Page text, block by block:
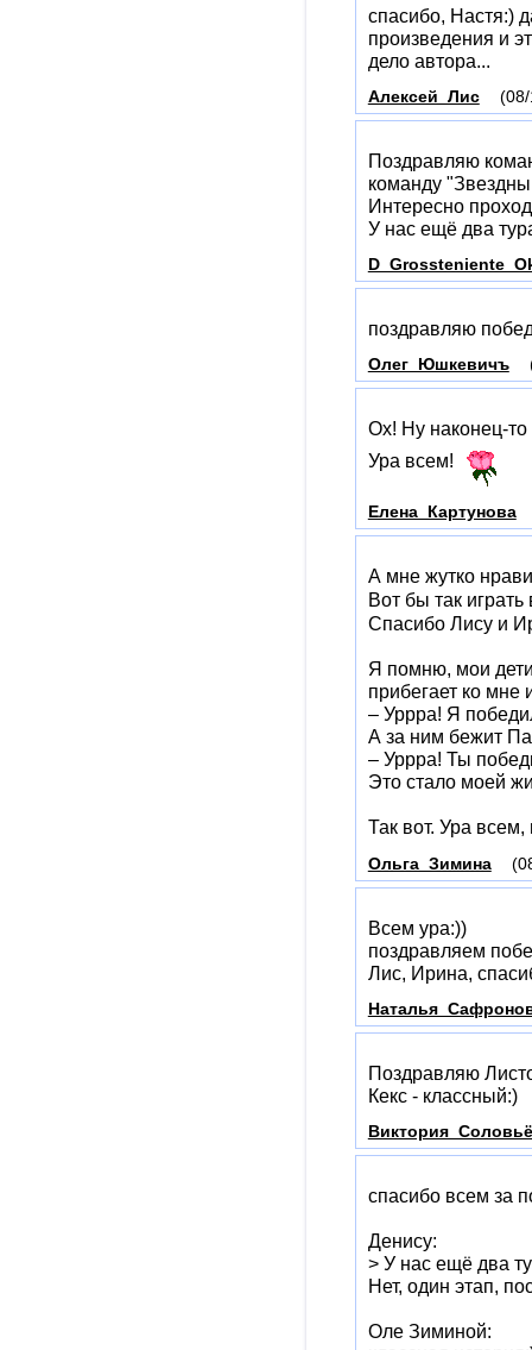
спасибо, Настя:)
произведения и
дело автора...
Алексей_Лис
Поздравляю
команду
Интересно
У нас ещё два
поздравляю
Олег_Юшкевичъ
Ох! Ну наконец-
Ура всем!
Елена_Картунова
А мне жутко
Вот бы так
Спасибо Лису и
Я помню, мои
прибегает ко мне
– Уррра! Я
А за ним бежит
– Уррра! Ты
Это стало моей
Так вот. Ура
Ольга_Зимина
Всем ура:))
поздравляем
Лис, Ирина,
Поздравляю
Кекс - классный:)
спасибо всем за
Денису:
> У нас ещё два
Нет, один этап,
Оле Зиминой: